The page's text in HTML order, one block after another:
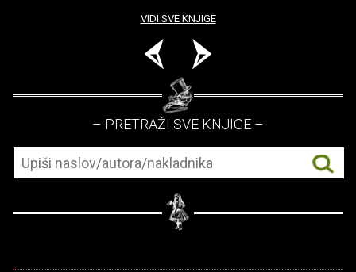
VIDI SVE KNJIGE
– PRETRAŽI SVE KNJIGE –